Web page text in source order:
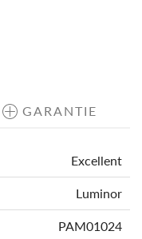
GARANTIE
Excellent
Luminor
PAM01024